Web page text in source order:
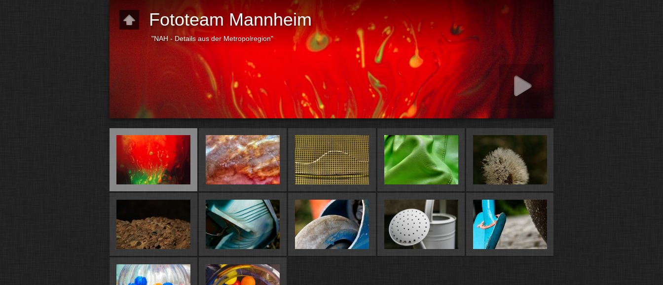
Fototeam Mannheim
"NAH - Details aus der Metropolregion"
Diashow starten